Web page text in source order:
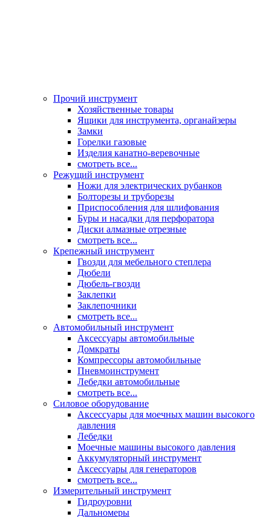
Прочий инструмент
Хозяйственные товары
Ящики для инструмента, органайзеры
Замки
Горелки газовые
Изделия канатно-веревочные
смотреть все...
Режущий инструмент
Ножи для электрических рубанков
Болторезы и труборезы
Приспособления для шлифования
Буры и насадки для перфоратора
Диски алмазные отрезные
смотреть все...
Крепежный инструмент
Гвозди для мебельного степлера
Дюбели
Дюбель-гвозди
Заклепки
Заклепочники
смотреть все...
Автомобильный инструмент
Аксессуары автомобильные
Домкраты
Компрессоры автомобильные
Пневмоинструмент
Лебедки автомобильные
смотреть все...
Силовое оборудование
Аксессуары для моечных машин высокого
давления
Лебедки
Моечные машины высокого давления
Аккумуляторный инструмент
Аксессуары для генераторов
смотреть все...
Измерительный инструмент
Гидроуровни
Дальномеры